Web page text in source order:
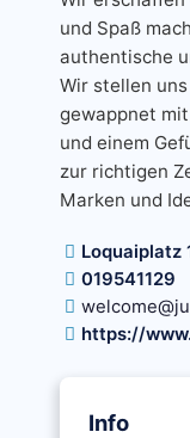
und Spaß
authentische
Wir stellen
gewappnet
und einem
zur richtigen
Marken und
Loquaiplatz
019541129
https://
Info